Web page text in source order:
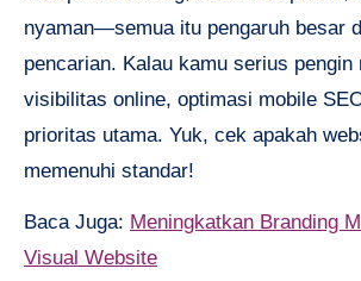
nyaman—semua itu pengaruh besar
pencarian. Kalau kamu serius pengin
visibilitas online, optimasi mobile
prioritas utama. Yuk, cek apakah
memenuhi standar!
Baca Juga: Meningkatkan Branding
Visual Website